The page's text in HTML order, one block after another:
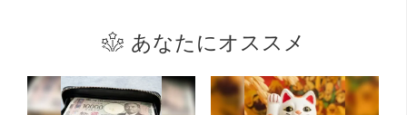
あなたにオススメ